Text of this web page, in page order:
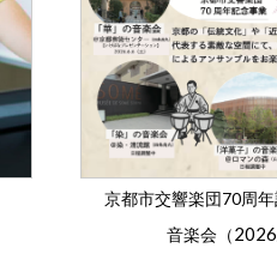
京都市交響楽団70周
音楽会（